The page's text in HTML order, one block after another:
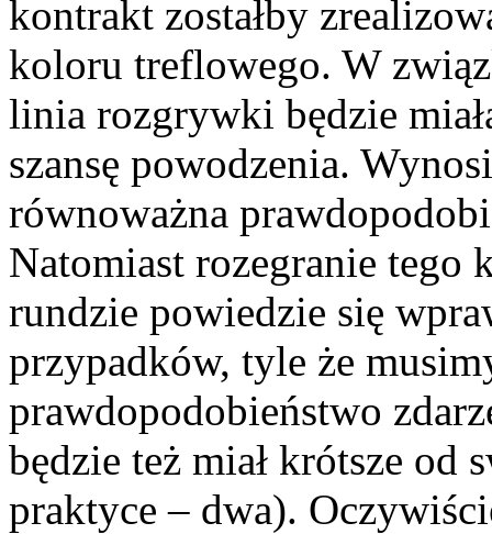
kontrakt zostałby
koloru treflowego. W
linia rozgrywki będzie
szansę powodzenia.
równoważna
Natomiast rozegranie tego
rundzie powiedzie się
przypadków, tyle że
prawdopodobieństwo
będzie też miał krótsze od
praktyce – dwa).